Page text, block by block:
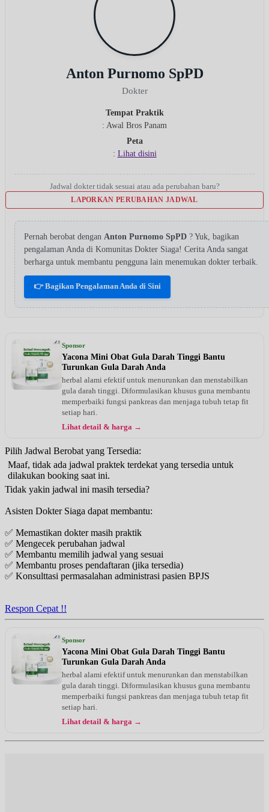
Anton Purnomo SpPD
Dokter
Tempat Praktik
: Awal Bros Panam
Peta
: Lihat disini
Jadwal dokter tidak sesuai atau ada perubahan baru?
LAPORKAN PERUBAHAN JADWAL
Pernah berobat dengan Anton Purnomo SpPD ? Yuk, bagikan
pengalaman Anda di Komunitas Dokter Siaga! Cerita Anda sangat
berharga untuk membantu pengguna lain menemukan dokter terbaik.
👉 Bagikan Pengalaman Anda di Sini
Sponsor
Yacona Mini Obat Gula Darah Tinggi Bantu
Turunkan Gula Darah Anda
herbal alami efektif untuk menurunkan dan menstabilkan
gula darah tinggi. Diformulasikan khusus guna membantu
memperbaiki fungsi pankreas dan menjaga tubuh tetap fit
setiap hari.
Lihat detail & harga →
Pilih Jadwal Berobat yang Tersedia:
Maaf, tidak ada jadwal praktek terdekat yang tersedia untuk
dilakukan booking saat ini.
Tidak yakin jadwal ini masih tersedia?
Asisten Dokter Siaga dapat membantu:
✅ Memastikan dokter masih praktik
✅ Mengecek perubahan jadwal
✅ Membantu memilih jadwal yang sesuai
✅ Membantu proses pendaftaran (jika tersedia)
✅ Konsulttasi permasalahan administrasi pasien BPJS
Respon Cepat !!
Sponsor
Yacona Mini Obat Gula Darah Tinggi Bantu
Turunkan Gula Darah Anda
herbal alami efektif untuk menurunkan dan menstabilkan
gula darah tinggi. Diformulasikan khusus guna membantu
memperbaiki fungsi pankreas dan menjaga tubuh tetap fit
setiap hari.
Lihat detail & harga →